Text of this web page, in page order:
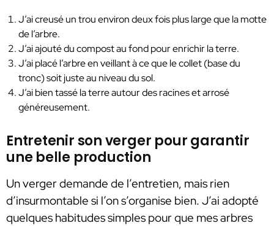
J’ai creusé un trou environ deux fois plus large que la motte
de l’arbre.
J’ai ajouté du compost au fond pour enrichir la terre.
J’ai placé l’arbre en veillant à ce que le collet (base du
tronc) soit juste au niveau du sol.
J’ai bien tassé la terre autour des racines et arrosé
généreusement.
Entretenir son verger pour garantir
une belle production
Un verger demande de l’entretien, mais rien
d’insurmontable si l’on s’organise bien. J’ai adopté
quelques habitudes simples pour que mes arbres